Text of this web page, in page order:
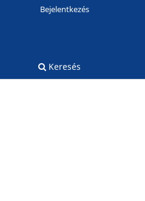
Keresés
Bejelentkezés